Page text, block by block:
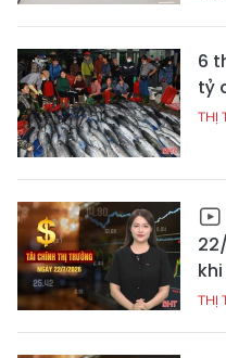
6
tỷ
THỊ
THỊ